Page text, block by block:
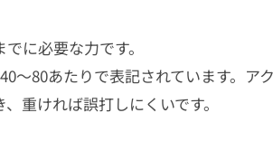
に必要な力です。
〜80あたりで表記されています。ア
重ければ誤打しにくいです。